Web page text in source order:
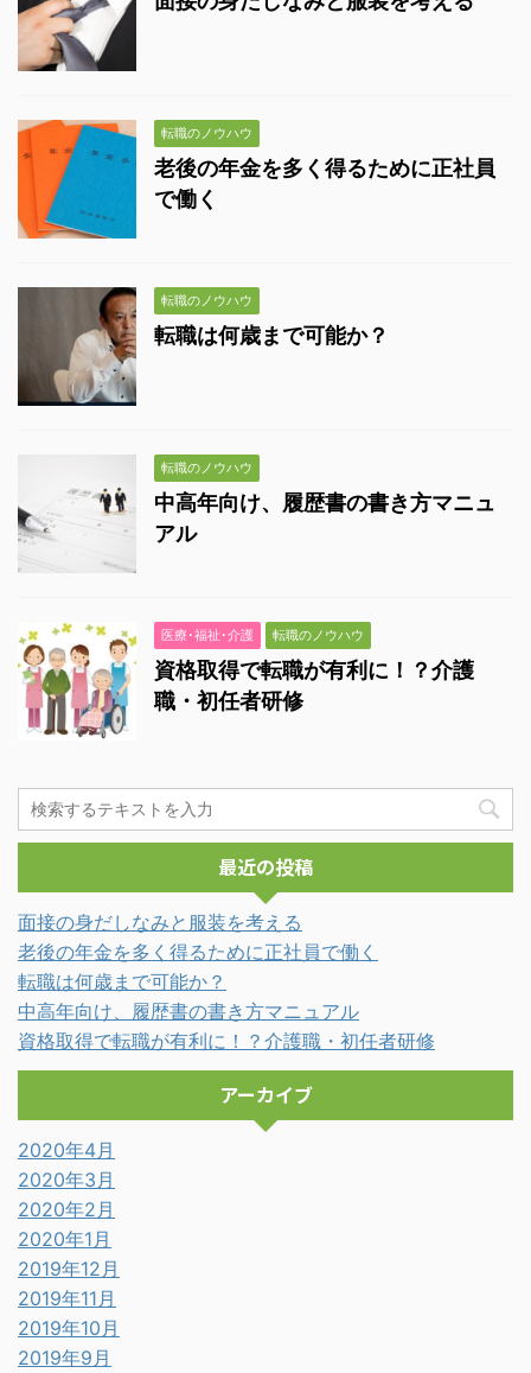
転職のノウハウ
老後の年金を多く得るために正社員
で働く
転職のノウハウ
転職は何歳まで可能か？
転職のノウハウ
中高年向け、履歴書の書き方マニュ
アル
医療･福祉･介護 転職のノウハウ
資格取得で転職が有利に！？介護
職・初任者研修
最近の投稿
面接の身だしなみと服装を考える
老後の年金を多く得るために正社員で働く
転職は何歳まで可能か？
中高年向け、履歴書の書き方マニュアル
資格取得で転職が有利に！？介護職・初任者研修
アーカイブ
2020年4月
2020年3月
2020年2月
2020年1月
2019年12月
2019年11月
2019年10月
2019年9月